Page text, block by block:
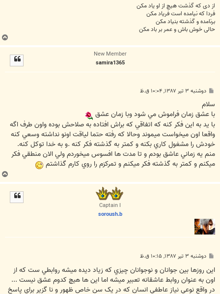
از دی که گذشت هیچ از او یاد مکن
فردا که نیامده است فریاد مکن
برنامده و گذشته بنیاد مکن
حالی خوش باش و عمر بر باد مکن
ب
ا
New Member
samira1365
پ
ت
دوشنبه ۳ تیر ۱۳۸۷, ۱۰:۰۴ ق.ظ
سلام
با عشق زمان فراموش مي شود وبا زمان عشق
با يد به اين فکر کنه که اتفاقي که براش افتاده به صلاحش بوده واون طرف اگه
واقعا اون ميخواست ميموند وحالا که رفته حتما لياقت اونو نداشته وسعي کنه
خودش را مشغول کاري بکنه و کمتر به گذشته فکر کنه .و به خدا توکل کنه.
منم يه زماني عاشق بودم و تا مدت ها افسوس ميخوردم ولي الان منطقي فکر
ميکنم و کمتر به گذشته فکر ميکنم و تمرکزم را روي کارم گذاشتم
ب
ا
Captain I
soroush.b
پ
ت
دوشنبه ۳ تیر ۱۳۸۷, ۱۰:۱۵ ق.ظ
اين روزها بين جوانان و نوجوانان چيزي که زياد ديده ميشه روابطي ست که از
اون به عنوان روابط عاشقانه تعبير ميشه اما اين ها هيچ کدوم عشق نيست ...
در واقع نوعي نياز عاطفي انسان که در يک سن خاص ظهور و نا گزير براي پاسخ